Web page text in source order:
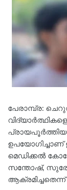
പേരാമ്പ്ര:
വിദ്യാർത്ഥികളെ
ഉപയോഗിച്ചാണ്
മെഡിക്കൽ
സന്തോഷ്,